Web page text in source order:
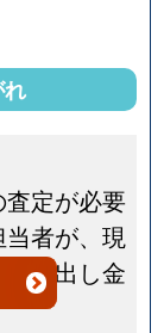
定が必要
者が、現
り出し金